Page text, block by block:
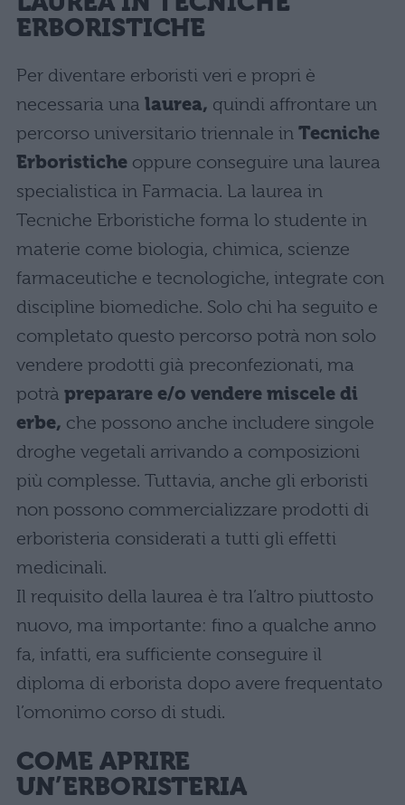
ERBORISTICHE
Per diventare erboristi veri e propri è
necessaria una laurea, quindi affrontare un
percorso universitario triennale in Tecniche
Erboristiche oppure conseguire una laurea
specialistica in Farmacia. La laurea in
Tecniche Erboristiche forma lo studente in
materie come biologia, chimica, scienze
farmaceutiche e tecnologiche, integrate con
discipline biomediche. Solo chi ha seguito e
completato questo percorso potrà non solo
vendere prodotti già preconfezionati, ma
potrà preparare e/o vendere miscele di
erbe, che possono anche includere singole
droghe vegetali arrivando a composizioni
più complesse. Tuttavia, anche gli erboristi
non possono commercializzare prodotti di
erboristeria considerati a tutti gli effetti
medicinali.
Il requisito della laurea è tra l’altro piuttosto
nuovo, ma importante: fino a qualche anno
fa, infatti, era sufficiente conseguire il
diploma di erborista dopo avere frequentato
l’omonimo corso di studi.
COME APRIRE
UN’ERBORISTERIA